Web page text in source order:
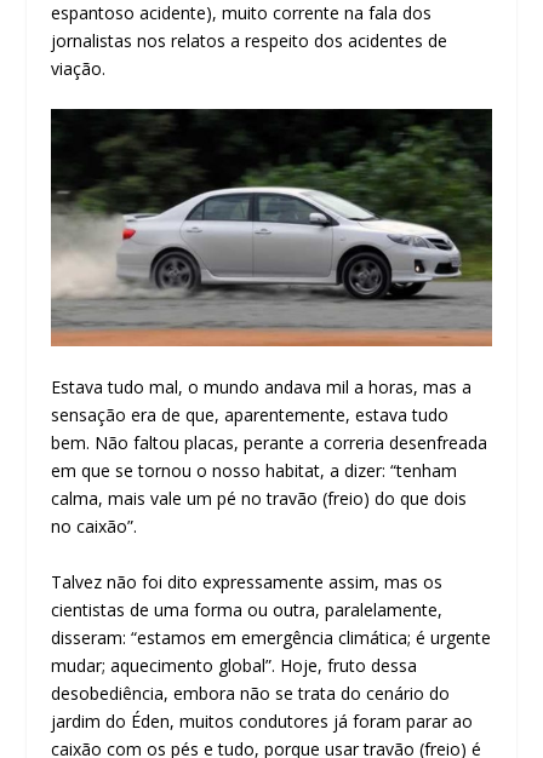
espantoso acidente), muito corrente na fala dos
jornalistas nos relatos a respeito dos acidentes de
viação.
Estava tudo mal, o mundo andava mil a horas, mas a
sensação era de que, aparentemente, estava tudo
bem. Não faltou placas, perante a correria desenfreada
em que se tornou o nosso habitat, a dizer: “tenham
calma, mais vale um pé no travão (freio) do que dois
no caixão”.
Talvez não foi dito expressamente assim, mas os
cientistas de uma forma ou outra, paralelamente,
disseram: “estamos em emergência climática; é urgente
mudar; aquecimento global”. Hoje, fruto dessa
desobediência, embora não se trata do cenário do
jardim do Éden, muitos condutores já foram parar ao
caixão com os pés e tudo, porque usar travão (freio) é